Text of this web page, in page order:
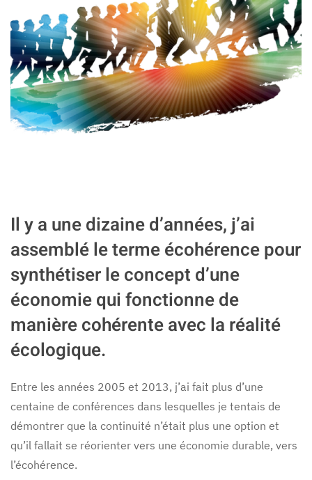
Il y a une dizaine d’années, j’ai
assemblé le termeécohérencepour
synthétiser le concept d’une
économie qui fonctionne de
manière cohérente avec la réalité
écologique.
Entre les années 2005 et 2013, j’ai fait plus d’une
centaine de conférences dans lesquelles je tentais de
démontrer que la continuité n’était plus une option et
qu’il fallait se réorienter vers une économie durable, vers
l’écohérence.